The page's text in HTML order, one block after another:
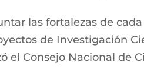
las fortalezas de
de Investigación
el Consejo Nacional de